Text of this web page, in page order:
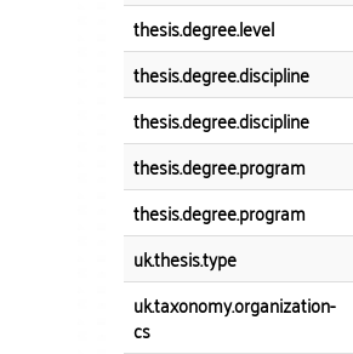
thesis.degree.level
thesis.degree.discipline
thesis.degree.discipline
thesis.degree.program
thesis.degree.program
uk.thesis.type
uk.taxonomy.organization-
cs